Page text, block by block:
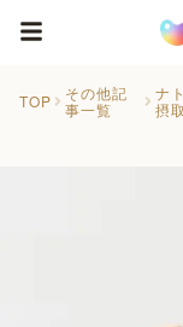
TOP
その他記
事一覧
ナ
摂